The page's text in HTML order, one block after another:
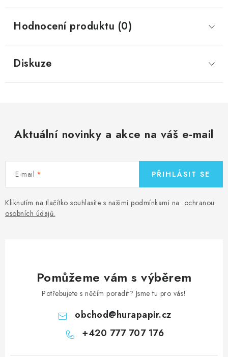
Hodnocení produktu (0)
Diskuze
Aktuální novinky a akce na váš e-mail
E-mail
Kliknutím na tlačítko souhlasíte s našimi podmínkami na ochranou
osobních údajů.
PŘIHLÁSIT SE
Pomůžeme vám s výběrem
Potřebujete s něčím poradit? Jsme tu pro vás!
obchod@hurapapir.cz
+420 777 707 176